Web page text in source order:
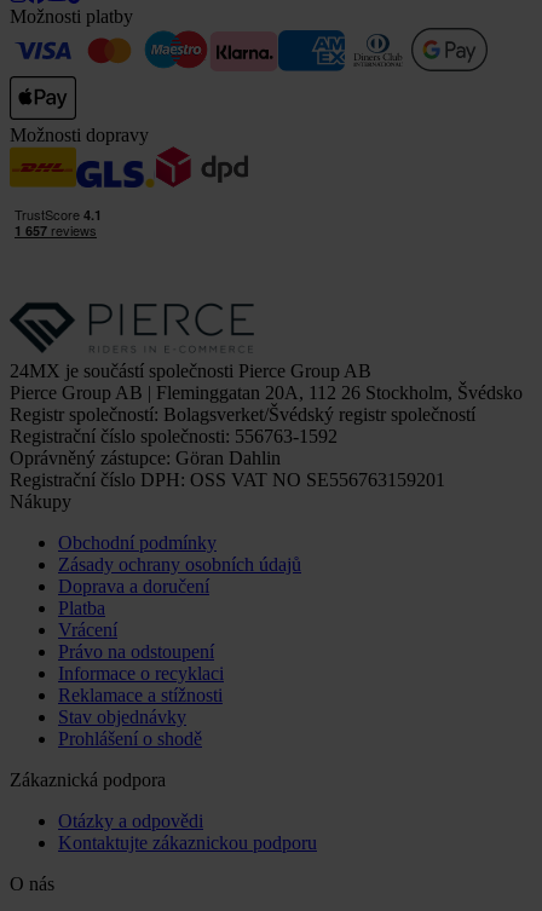
Možnosti platby
Možnosti dopravy
24MX je součástí společnosti Pierce Group AB
Pierce Group AB | Fleminggatan 20A, 112 26 Stockholm, Švédsko
Registr společností: Bolagsverket/Švédský registr společností
Registrační číslo společnosti: 556763-1592
Oprávněný zástupce: Göran Dahlin
Registrační číslo DPH: OSS VAT NO SE556763159201
Nákupy
Obchodní podmínky
Zásady ochrany osobních údajů
Doprava a doručení
Platba
Vrácení
Právo na odstoupení
Informace o recyklaci
Reklamace a stížnosti
Stav objednávky
Prohlášení o shodě
Zákaznická podpora
Otázky a odpovědi
Kontaktujte zákaznickou podporu
O nás